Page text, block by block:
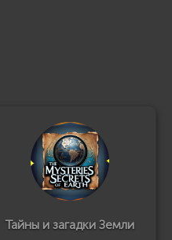
Тайны и загадки Земли